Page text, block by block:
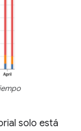
solo está